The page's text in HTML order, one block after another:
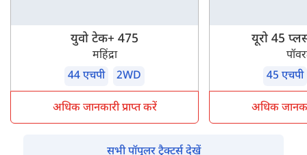
युवो टेक+ 475
महिंद्रा
44 एचपी
2WD
अधिक जानकारी प्राप्त करें
यूरो 45
45 एचपी
अधिक
सभी पॉपुलर ट्रैक्टर्स देखें